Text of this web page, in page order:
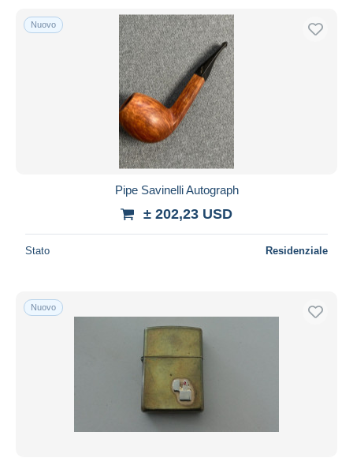
Aggiorna
Nuovo
Pipe Savinelli Autograph
± 202,23 USD
Stato Residenziale
Nuovo